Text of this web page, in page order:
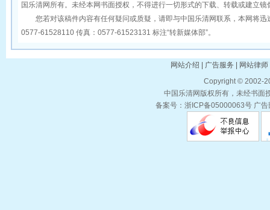
国乐清网所有。未经本网书面授权，不得进行一切形式的下载、转载或建立镜
您若对该稿件内容有任何疑问或质疑，请即与中国乐清网联系，本网将迅
0577-61528110 传真：0577-61523131 标注“转新媒体部”。
网站介绍 | 广告服务 | 网站律
Copyright © 2002-
中国乐清网版权所有，未经书面
备案号：浙ICP备05000063号 广